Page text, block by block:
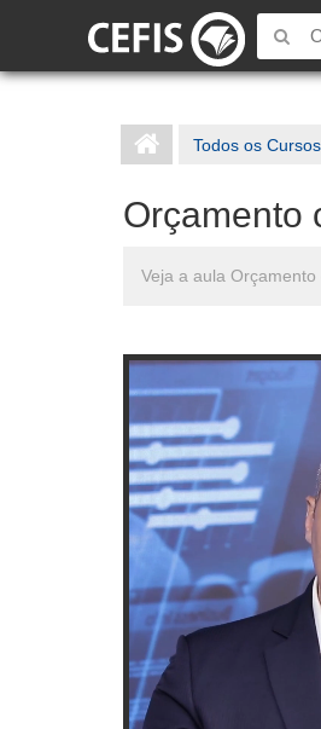
Todos os Cursos
Orçamento
Veja a aula